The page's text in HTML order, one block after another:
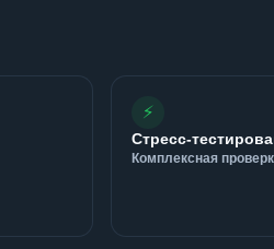
⚡
Стресс-
Комплексная